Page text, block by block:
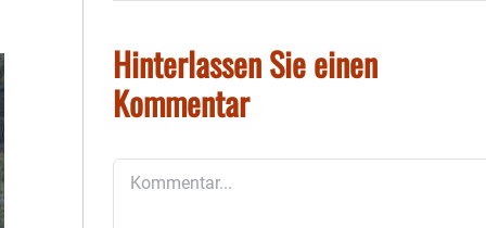
Hinterlassen Sie einen
Kommentar